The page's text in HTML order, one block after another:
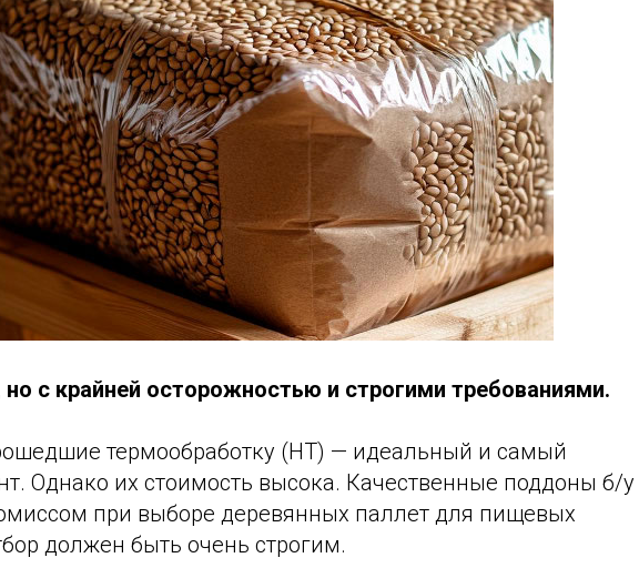
но с крайней осторожностью и строгими требованиями.
термообработку (HT) — идеальный и самый
Однако их стоимость высока. Качественные поддоны б/у
при выборе деревянных паллет для пищевых
должен быть очень строгим.